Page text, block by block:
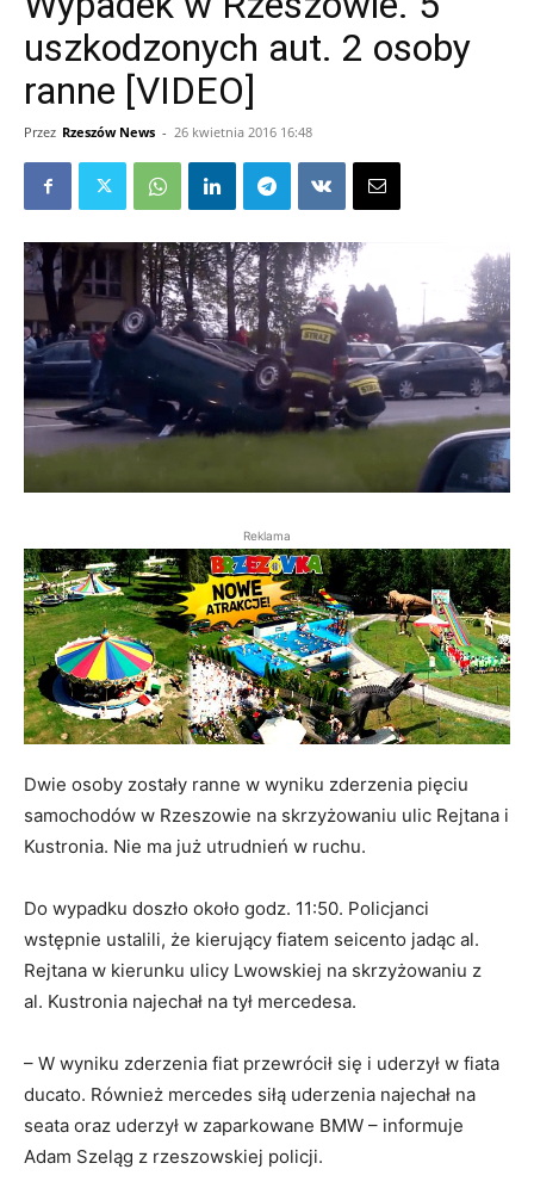
uszkodzonych aut. 2 osoby
ranne [VIDEO]
Przez Rzeszów News - 26 kwietnia 2016 16:48
Reklama
Dwie osoby zostały ranne w wyniku zderzenia pięciu
samochodów w Rzeszowie na skrzyżowaniu ulic Rejtana i
Kustronia. Nie ma już utrudnień w ruchu.
Do wypadku doszło około godz. 11:50. Policjanci
wstępnie ustalili, że kierujący fiatem seicento jadąc al.
Rejtana w kierunku ulicy Lwowskiej na skrzyżowaniu z
al. Kustronia najechał na tył mercedesa.
– W wyniku zderzenia fiat przewrócił się i uderzył w fiata
ducato. Również mercedes siłą uderzenia najechał na
seata oraz uderzył w zaparkowane BMW – informuje
Adam Szeląg z rzeszowskiej policji.